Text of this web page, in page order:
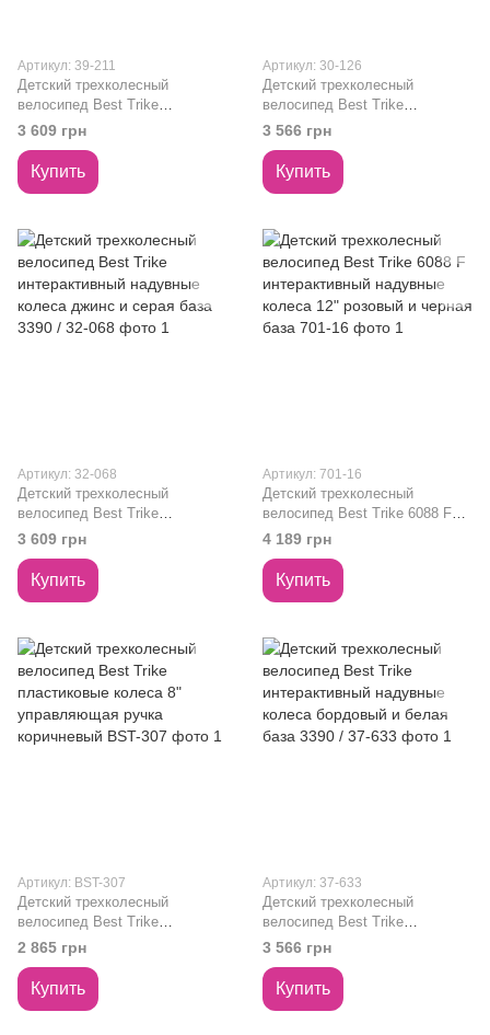
Артикул: 39-211
Детский трехколесный
велосипед Best Trike
интерактивный надувные
колеса черный 3390 / 39-211
3 609 грн
Купить
Артикул: 30-126
Детский трехколесный
велосипед Best Trike
интерактивный надувные
колеса фиолетовый 3390 / 30-
126
3 566 грн
Купить
Артикул: 32-068
Детский трехколесный
велосипед Best Trike
интерактивный надувные
колеса джинс и серая база
3390 / 32-068
3 609 грн
Купить
Артикул: 701-16
Детский трехколесный
велосипед Best Trike 6088 F
интерактивный надувные
колеса 12" розовый и черная
база 701-16
4 189 грн
Купить
Артикул: BST-307
Детский трехколесный
велосипед Best Trike
пластиковые колеса 8"
управляющая ручка
коричневый BST-307
2 865 грн
Купить
Артикул: 37-633
Детский трехколесный
велосипед Best Trike
интерактивный надувные
колеса бордовый и белая база
3390 / 37-633
3 566 грн
Купить